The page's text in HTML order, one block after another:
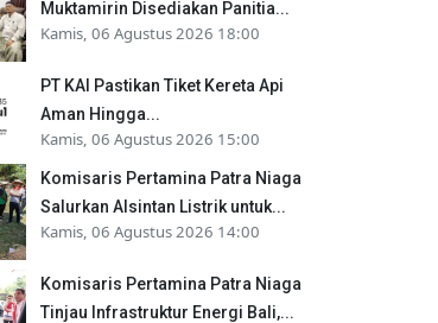
Muktamirin Disediakan Panitia...
Kamis, 06 Agustus 2026 18:00
PT KAI Pastikan Tiket Kereta Api
Aman Hingga...
Kamis, 06 Agustus 2026 15:00
Komisaris Pertamina Patra Niaga
Salurkan Alsintan Listrik untuk...
Kamis, 06 Agustus 2026 14:00
Komisaris Pertamina Patra Niaga
Tinjau Infrastruktur Energi Bali,...